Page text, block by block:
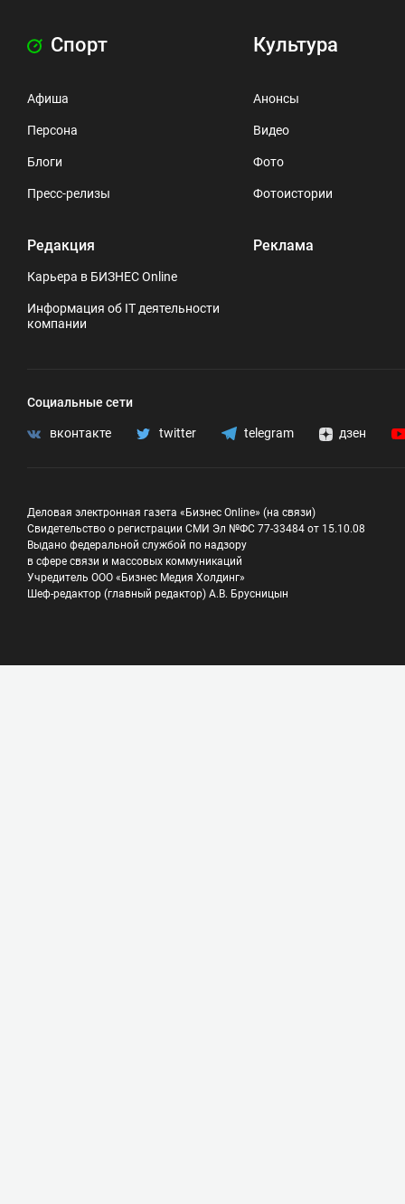
Спорт
Афиша
Персона
Блоги
Пресс-релизы
Редакция
Карьера в БИЗНЕС Online
Информация об IT деятельности
компании
Культура
Анонсы
Видео
Фото
Фотоистории
Реклама
Социальные сети
вконтакте twitter telegram дзен
Деловая электронная газета «Бизнес Online» (на связи)
Свидетельство о регистрации СМИ Эл №ФС 77-33484 от 15.10.08
Выдано федеральной службой по надзору
в сфере связи и массовых коммуникаций
Учредитель ООО «Бизнес Медия Холдинг»
Шеф-редактор (главный редактор) А.В. Брусницын